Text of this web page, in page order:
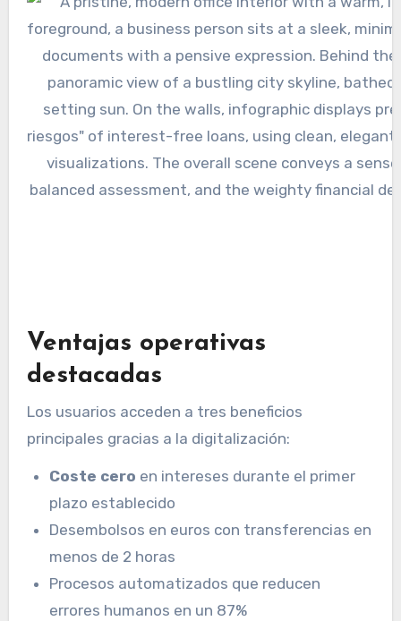
Ventajas operativas
destacadas
Los usuarios acceden a tres beneficios
principales gracias a la digitalización:
Coste cero en intereses durante el primer
plazo establecido
Desembolsos en euros con transferencias en
menos de 2 horas
Procesos automatizados que reducen
errores humanos en un 87%